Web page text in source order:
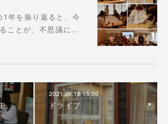
年を振り返ると、今
ことが、不思議に…
、
2021.09.18 15:00
ドライブ